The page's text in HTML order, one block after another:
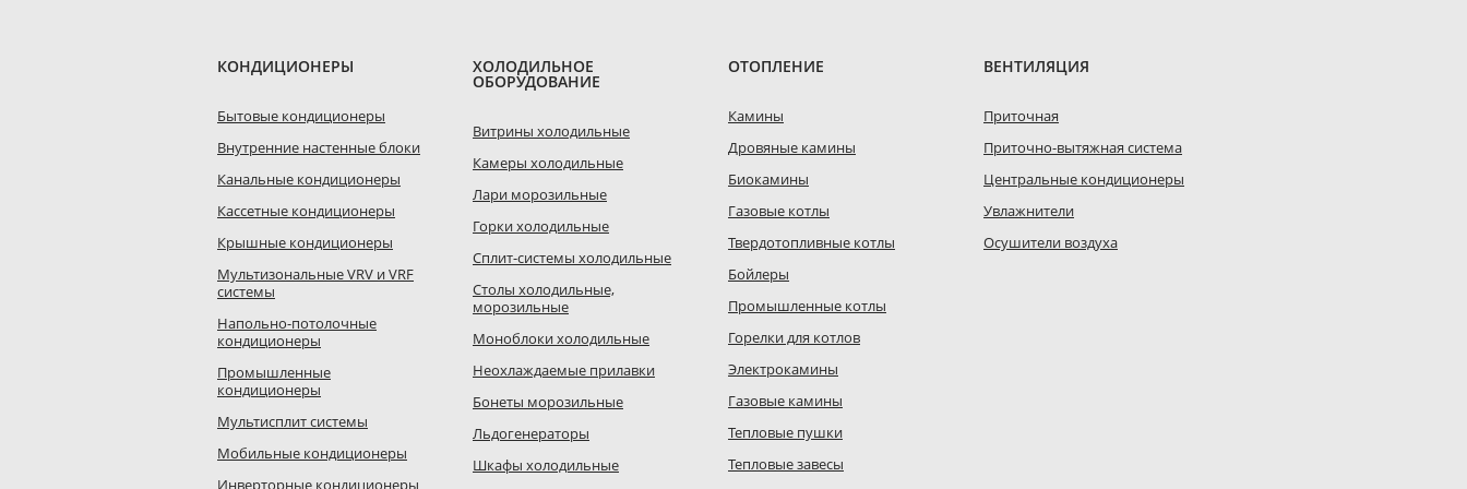
КОНДИЦИОНЕРЫ
Бытовые кондиционеры
Внутренние настенные блоки
Канальные кондиционеры
Кассетные кондиционеры
Крышные кондиционеры
Мультизональные VRV и VRF
системы
Напольно-потолочные
кондиционеры
Промышленные
кондиционеры
Мультисплит системы
Мобильные кондиционеры
Инверторные кондиционеры
ХОЛОДИЛЬНОЕ
ОБОРУДОВАНИЕ
Витрины холодильные
Камеры холодильные
Лари морозильные
Горки холодильные
Сплит-системы холодильные
Столы холодильные,
морозильные
Моноблоки холодильные
Неохлаждаемые прилавки
Бонеты морозильные
Льдогенераторы
Шкафы холодильные
ОТОПЛЕНИЕ
Камины
Дровяные камины
Биокамины
Газовые котлы
Твердотопливные котлы
Бойлеры
Промышленные котлы
Горелки для котлов
Электрокамины
Газовые камины
Тепловые пушки
Тепловые завесы
ВЕНТИЛЯЦИЯ
Приточная
Приточно-вытяжная система
Центральные кондиционеры
Увлажнители
Осушители воздуха